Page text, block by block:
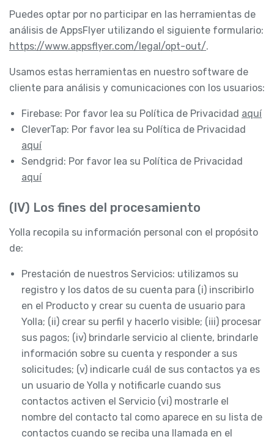
Puedes optar por no participar en las herramientas de
análisis de AppsFlyer utilizando el siguiente formulario:
https://www.appsflyer.com/legal/opt-out/.
Usamos estas herramientas en nuestro software de
cliente para análisis y comunicaciones con los usuarios:
Firebase: Por favor lea su Política de Privacidad aquí
CleverTap: Por favor lea su Política de Privacidad
aquí
Sendgrid: Por favor lea su Política de Privacidad
aquí
(IV) Los fines del procesamiento
Yolla recopila su información personal con el propósito
de:
Prestación de nuestros Servicios: utilizamos su
registro y los datos de su cuenta para (i) inscribirlo
en el Producto y crear su cuenta de usuario para
Yolla; (ii) crear su perfil y hacerlo visible; (iii) procesar
sus pagos; (iv) brindarle servicio al cliente, brindarle
información sobre su cuenta y responder a sus
solicitudes; (v) indicarle cuál de sus contactos ya es
un usuario de Yolla y notificarle cuando sus
contactos activen el Servicio (vi) mostrarle el
nombre del contacto tal como aparece en su lista de
contactos cuando se reciba una llamada en el